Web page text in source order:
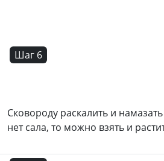
Шаг 6
Сковороду раскалить и
нет сала, то можно взять и